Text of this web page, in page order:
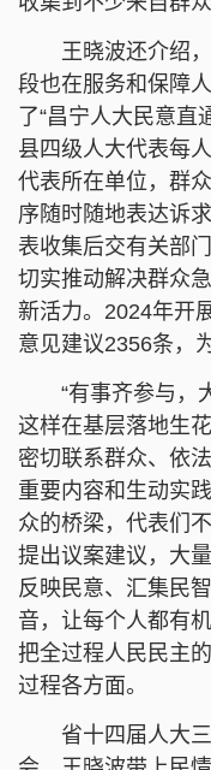
王晓波还介绍，
段也在服务和保障
了“昌宁人大民意直
县四级人大代表每
代表所在单位，群
序随时随地表达诉
表收集后交有关部
切实推动解决群众
新活力。2024年开
意见建议2356条，
“有事齐参与，大
这样在基层落地生
密切联系群众、依
重要内容和生动实
众的桥梁，代表们
提出议案建议，大
反映民意、汇集民
音，让每个人都有
把全过程人民民主
过程各方面。
省十四届人大三